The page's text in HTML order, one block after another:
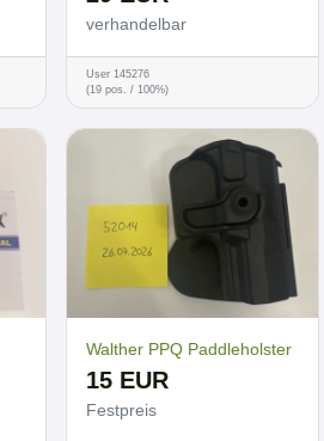
verhandelbar
User 145276
(19 pos. / 100%)
Walther PPQ Paddleholster
15 EUR
Festpreis